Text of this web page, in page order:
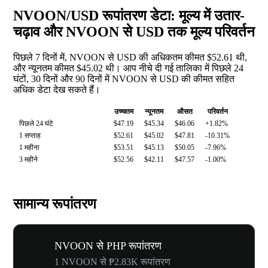
NVOON/USD रूपांतरण डेटा: मूल्य में उतार-
चढ़ाव और NVOON से USD तक मूल्य परिवर्तन
पिछले 7 दिनों में, NVOON से USD की अधिकतम कीमत $52.61 थी,
और न्यूनतम कीमत $45.02 थी। आप नीचे दी गई तालिका में पिछले 24
घंटों, 30 दिनों और 90 दिनों में NVOON से USD की कीमत सहित
अधिक डेटा देख सकते हैं।
उच्चतम न्यूनतम औसत
परिवर्तन
पिछले 24 घंटे
$47.19 $45.34 $46.06
+1.82%
1 सप्ताह
$52.61 $45.02 $47.81
-10.31%
1 महीना
$53.51 $45.13 $50.05
-7.96%
3 महीने
$52.56 $42.11 $47.57 -1.00%
सामान्य रूपांतरण
NVOON से PHP रूपांतरण
1 NVOON से ₱2.83K रूपांतरण